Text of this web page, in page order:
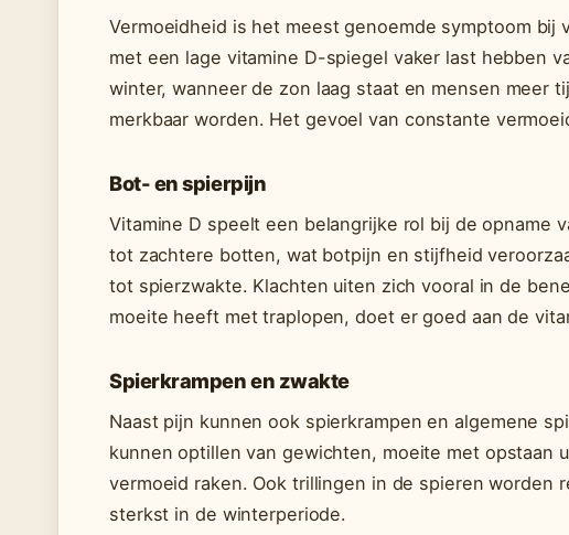
Vermoeidheid is het meest genoemde symptoom
met een lage vitamine D-spiegel vaker last hebben
winter, wanneer de zon laag staat en mensen meer
merkbaar worden. Het gevoel van constante
Bot- en spierpijn
Vitamine D speelt een belangrijke rol bij de opname
tot zachtere botten, wat botpijn en stijfheid
tot spierzwakte. Klachten uiten zich vooral in de
moeite heeft met traplopen, doet er goed aan de
Spierkrampen en zwakte
Naast pijn kunnen ook spierkrampen en algemene
kunnen optillen van gewichten, moeite met opstaan
vermoeid raken. Ook trillingen in de spieren worden
sterkst in de winterperiode.